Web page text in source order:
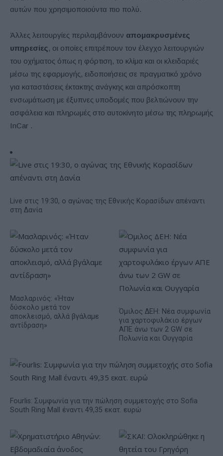
αυτών που χρησιμοποιούντα πιο πολύ.
Άλλες λειτουργίες περιλαμβάνουν απομακρυσμένες
υπηρεσίες , οι οποίες επιτρέπουν τον έλεγχο λειτουργιών
του οχήματος όπως η φόρτιση, το κλίμα και οι κλειδαριές
μέσω της εφαρμογής, ειδοποιήσεις σε πραγματικό χρόνο
για καταστάσεις έκτακτης ανάγκης και απρόσκοπτη
ενσωμάτωση με έξυπνες υποδομές που βελτιώνουν την
ασφάλεια και πληρωμές στο αυτοκίνητο μέσω της πληρωμής
InCar .
Live στις 19:30, ο αγώνας της Εθνικής Κορασίδων απέναντι
στη Δανία
Μασλαρινός: «Ήταν
δύσκολο μετά τον
αποκλεισμό, αλλά βγάλαμε
αντίδραση»
Όμιλος ΔΕΗ: Νέα συμφωνία
για χαρτοφυλάκιο έργων
ΑΠΕ άνω των 2 GW σε
Πολωνία και Ουγγαρία
Fourlis: Συμφωνία για την πώληση συμμετοχής στο Sofia
South Ring Mall έναντι 49,35 εκατ. ευρώ